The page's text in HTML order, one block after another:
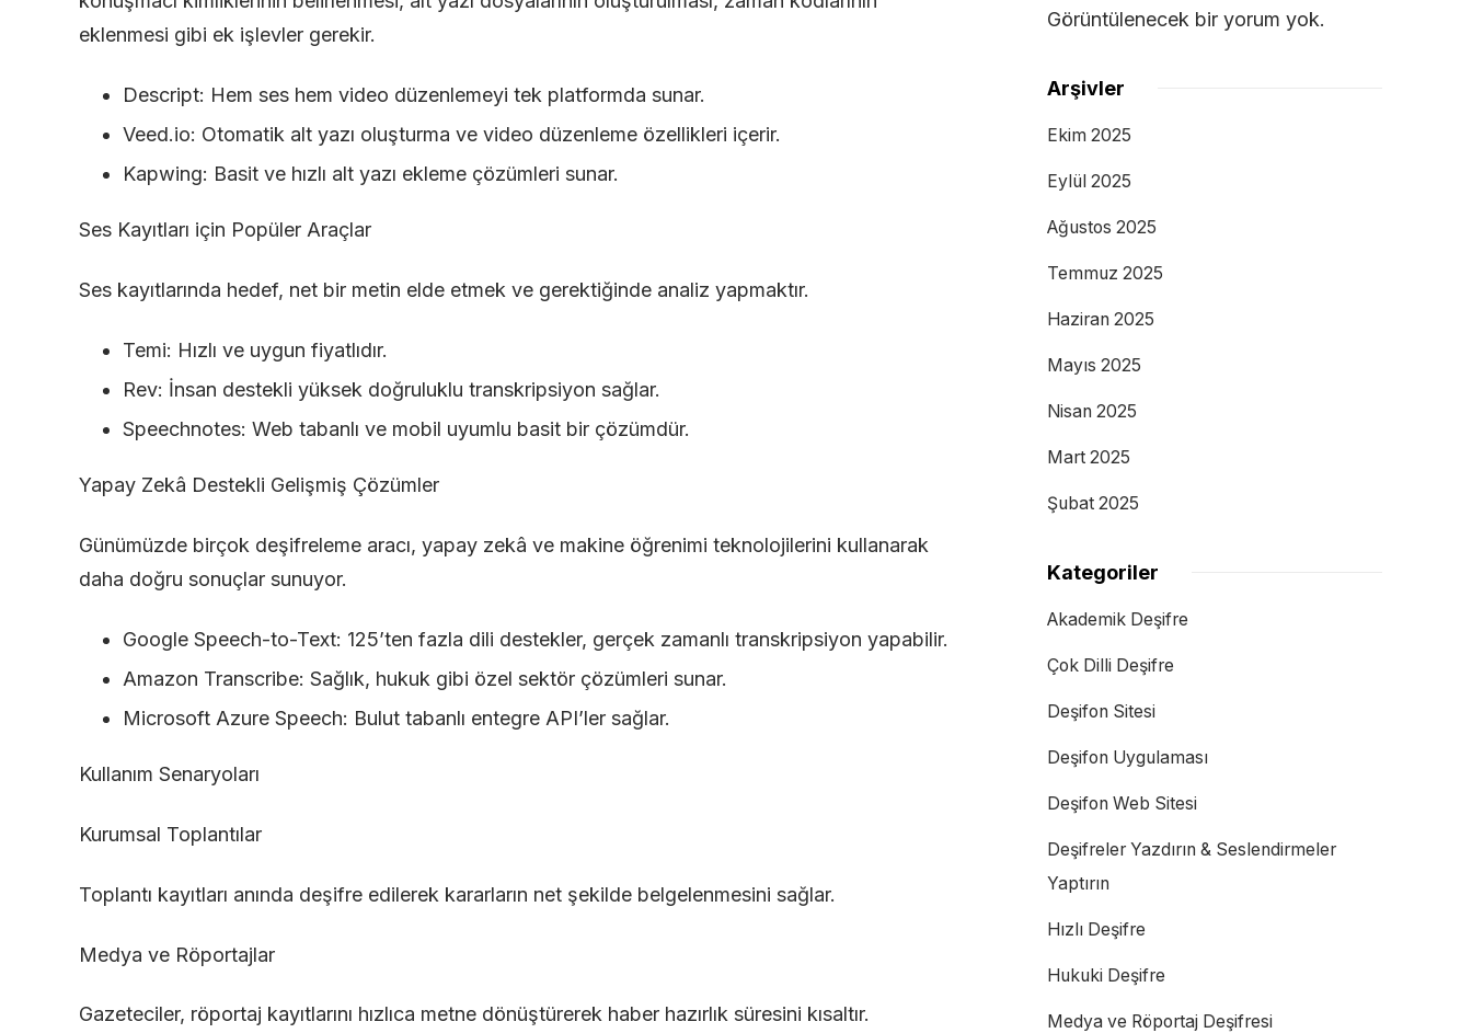
eklenmesi gibi ek işlevler gerekir.
Descript: Hem ses hem video düzenlemeyi tek platformda sunar.
Veed.io: Otomatik alt yazı oluşturma ve video düzenleme özellikleri içerir.
Kapwing: Basit ve hızlı alt yazı ekleme çözümleri sunar.
Ses Kayıtları için Popüler Araçlar
Ses kayıtlarında hedef, net bir metin elde etmek ve gerektiğinde analiz yapmaktır.
Temi: Hızlı ve uygun fiyatlıdır.
Rev: İnsan destekli yüksek doğruluklu transkripsiyon sağlar.
Speechnotes: Web tabanlı ve mobil uyumlu basit bir çözümdür.
Yapay Zekâ Destekli Gelişmiş Çözümler
Günümüzde birçok deşifreleme aracı, yapay zekâ ve makine öğrenimi teknolojilerini kullanarak
daha doğru sonuçlar sunuyor.
Google Speech-to-Text: 125’ten fazla dili destekler, gerçek zamanlı transkripsiyon yapabilir.
Amazon Transcribe: Sağlık, hukuk gibi özel sektör çözümleri sunar.
Microsoft Azure Speech: Bulut tabanlı entegre API’ler sağlar.
Kullanım Senaryoları
Kurumsal Toplantılar
Toplantı kayıtları anında deşifre edilerek kararların net şekilde belgelenmesini sağlar.
Medya ve Röportajlar
Gazeteciler, röportaj kayıtlarını hızlıca metne dönüştürerek haber hazırlık süresini kısaltır.
Görüntülenecek bir yorum yok.
Arşivler
Ekim 2025
Eylül 2025
Ağustos 2025
Temmuz 2025
Haziran 2025
Mayıs 2025
Nisan 2025
Mart 2025
Şubat 2025
Kategoriler
Akademik Deşifre
Çok Dilli Deşifre
Deşifon Sitesi
Deşifon Uygulaması
Deşifon Web Sitesi
Deşifreler Yazdırın & Seslendirmeler
Yaptırın
Hızlı Deşifre
Hukuki Deşifre
Medya ve Röportaj Deşifresi